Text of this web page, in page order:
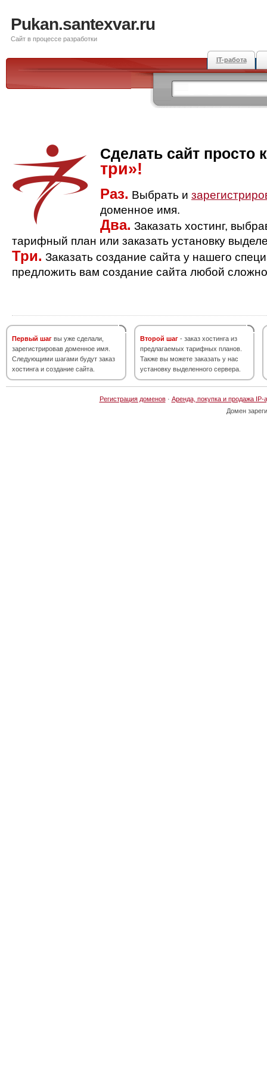
Pukan.santexvar.ru
Сайт в процессе разработки
IT-работа
Сделать сайт просто
три»!
Раз. Выбрать и
доменное имя.
Два. Заказать хостинг,
тарифный план или заказать установку
Три. Заказать создание сайта у нашего
предложить вам создание сайта любой
Первый шаг вы уже сделали,
зарегистрировав доменное имя.
Следующими шагами будут заказ
хостинга и создание сайта.
Второй шаг - заказ хостинга из
предлагаемых тарифных планов.
Также вы можете заказать у нас
установку выделенного сервера.
Регистрация доменов· Аренда, покупка и продажа IP-
Домен